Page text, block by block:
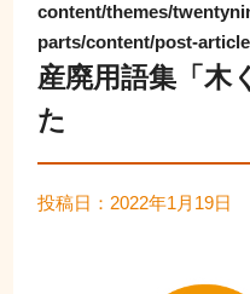
content/themes/
parts/content/post-
産廃用語集「木
た
投稿日：2022年1月19日